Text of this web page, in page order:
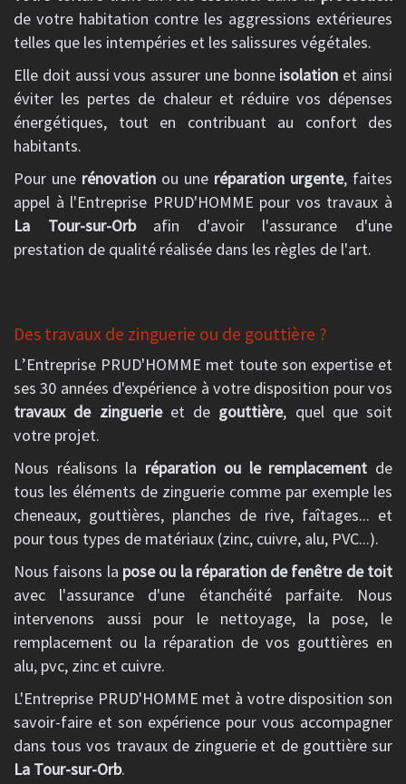
de votre habitation contre les aggressions extérieures
telles que les intempéries et les salissures végétales.
Elle doit aussi vous assurer une bonne isolation et ainsi
éviter les pertes de chaleur et réduire vos dépenses
énergétiques, tout en contribuant au confort des
habitants.
Pour une rénovation ou une réparation urgente, faites
appel à l'Entreprise PRUD'HOMME pour vos travaux à
La Tour-sur-Orbafin d'avoir l'assurance d'une
prestation de qualité réalisée dans les règles de l'art.
Des travaux de zinguerie ou de gouttière ?
L’Entreprise PRUD'HOMME met toute son expertise et
ses 30 années d'expérience à votre disposition pour vos
travaux de zinguerieet de gouttière, quel que soit
votre projet.
Nous réalisons la réparation ou le remplacement de
tous les éléments de zinguerie comme par exemple les
cheneaux, gouttières, planches de rive, faîtages... et
pour tous types de matériaux (zinc, cuivre, alu, PVC...).
Nous faisons la pose ou la réparation de fenêtre de toit
avec l'assurance d'une étanchéité parfaite. Nous
intervenons aussi pour le nettoyage, la pose, le
remplacement ou la réparation de vos gouttières en
alu, pvc, zinc et cuivre.
L'Entreprise PRUD'HOMME met à votre disposition son
savoir-faire et son expérience pour vous accompagner
dans tous vos travaux de zinguerie et de gouttière sur
La Tour-sur-Orb.